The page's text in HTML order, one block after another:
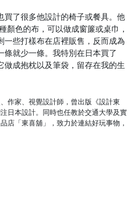
買了很多他設計的椅子或餐具。他
顏色的布，可以做成窗簾或桌巾，
一些打樣布在店裡販售，反而成為
條就少一條。我特別在日本買了
做成抱枕以及筆袋，留存在我的生
作家、視覺設計師，曾出版《設計東
日本設計。同時也任教於交通大學及實
店「東喜舖」，致力於連結好玩事物，